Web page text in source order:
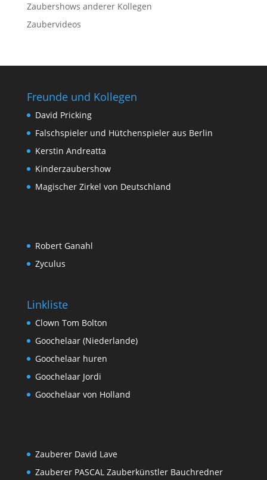
Zaubershows anderer Kollegen
Zaubervideos
Freunde und Kollegen
David Pricking
Falschspieler und Hütchenspieler aus Berlin
Kerstin Andreatta
Kinderzaubershow
Magischer Zirkel von Deutschland
Robert Ganahl
Zyculus
Linkliste
Clown Tom Bolton
Goochelaar (Niederlande)
Goochelaar huren
Goochelaar Jordi
Goochelaar von Holland
Zauberer David Lave
Zauberer PASCAL Zauberkünstler Bauchredner